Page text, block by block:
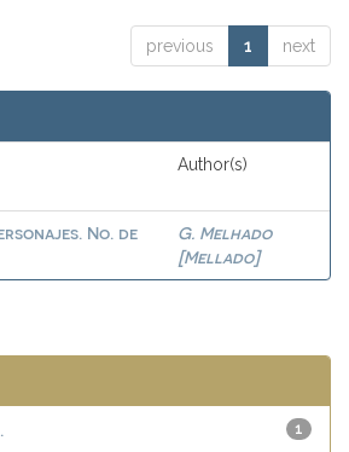
previous 1 next
Author(s)
No. de
G. Melhado
[Mellado]
1